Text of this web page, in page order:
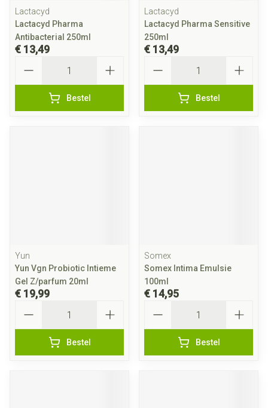
Lactacyd
Lactacyd Pharma
Antibacterial 250ml
€ 13,49
Bestel
Lactacyd
Lactacyd Pharma Sensitive
250ml
€ 13,49
Bestel
Yun
Yun Vgn Probiotic Intieme
Gel Z/parfum 20ml
€ 19,99
Bestel
Somex
Somex Intima Emulsie
100ml
€ 14,95
Bestel